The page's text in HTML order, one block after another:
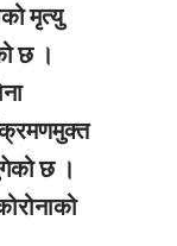
मृत्यु
छ ।
छ ।